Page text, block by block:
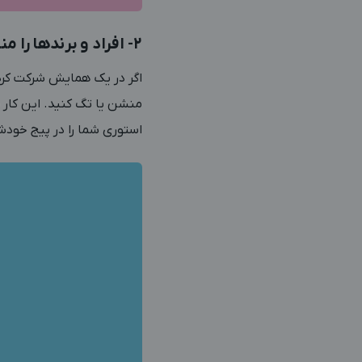
2- افراد و برندها را منشن کنید
اگر در یک همایش شرکت
منشن یا تگ کنید. این کار
استوری شما را در پیج